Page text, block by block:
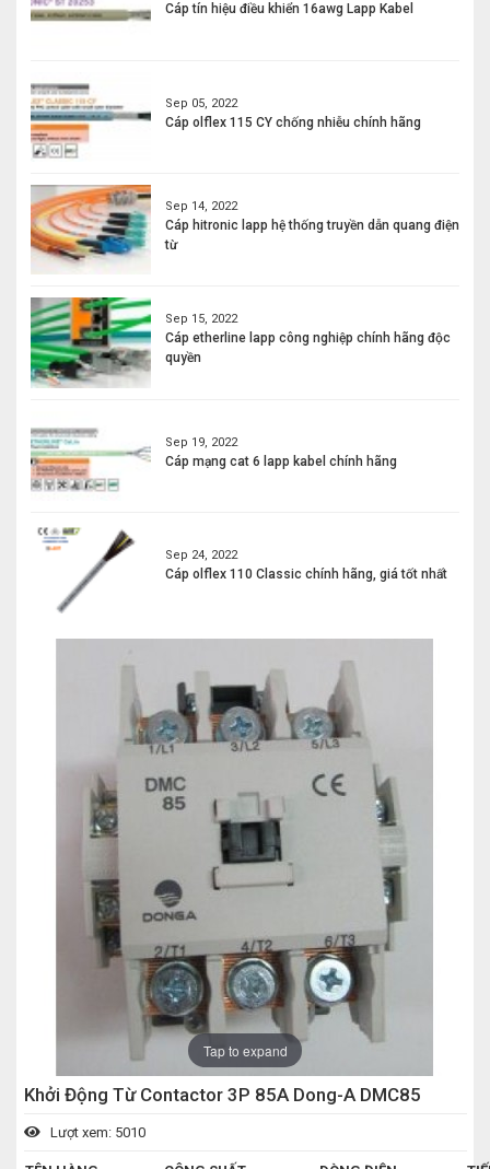
Cáp tín hiệu điều khiển 16awg Lapp Kabel
Sep 05, 2022
Cáp olflex 115 CY chống nhiễu chính hãng
Sep 14, 2022
Cáp hitronic lapp hệ thống truyền dẫn quang điện
từ
Sep 15, 2022
Cáp etherline lapp công nghiệp chính hãng độc
quyền
Sep 19, 2022
Cáp mạng cat 6 lapp kabel chính hãng
Sep 24, 2022
Cáp olflex 110 Classic chính hãng, giá tốt nhất
Tap to expand
Khởi Động Từ Contactor 3P 85A Dong-A DMC85
Lượt xem: 5010